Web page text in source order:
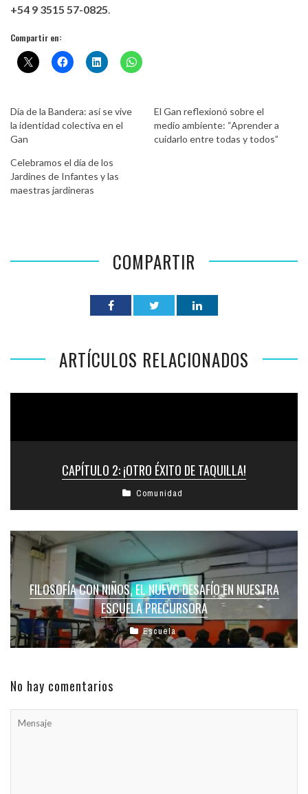
+54 9 3515 57-0825
Compartir en:
Día de la Bandera: así se vive
la identidad colectiva en el
Gan
El Gan reflexionó sobre el
medio ambiente: “Aprender a
cuidarlo entre todas y todos”
Celebramos el día de los
Jardines de Infantes y las
maestras jardineras
COMPARTIR
ARTÍCULOS RELACIONADOS
CAPÍTULO 2: ¡OTRO ÉXITO DE TAQUILLA!
Comunidad
FILOSOFÍA CON NIÑOS, EL NUEVO DESAFÍO EN NUESTRA
ESCUELA PRECURSORA
Escuela
No hay comentarios